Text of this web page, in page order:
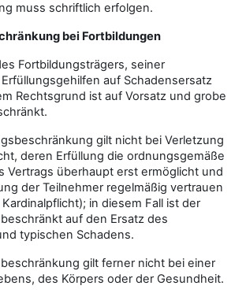
muss schriftlich erfolgen.
bei Fortbildungen
Fortbildungsträgers, seiner
auf Schadensersatz
Rechtsgrund ist auf Vorsatz und grobe
gilt nicht bei Verletzung
deren Erfüllung die ordnungsgemäße
Vertrags überhaupt erst ermöglicht und
der Teilnehmer regelmäßig vertrauen
in diesem Fall ist der
auf den Ersatz des
typischen Schadens.
gilt ferner nicht bei einer
des Körpers oder der Gesundheit.